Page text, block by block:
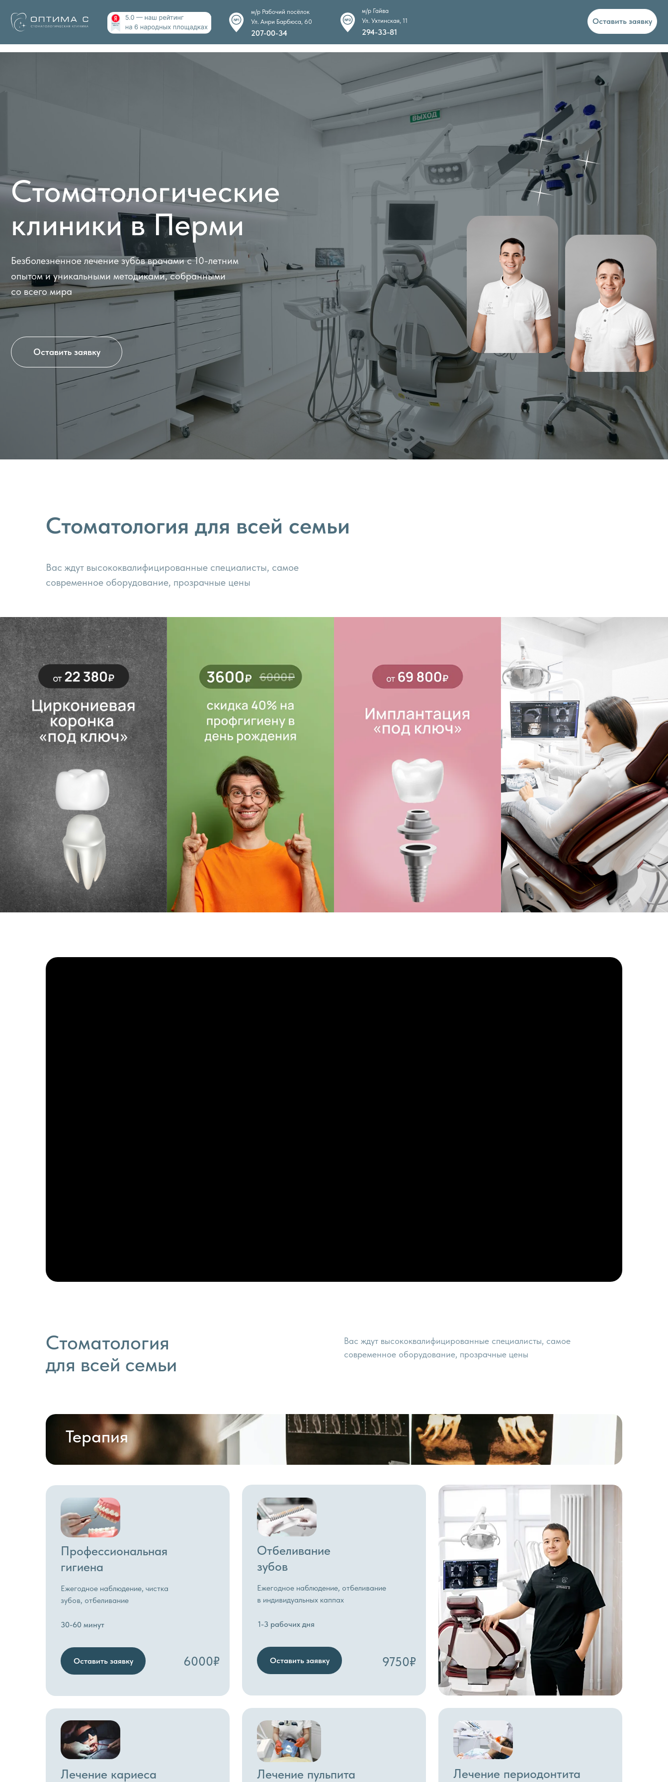
м/р Рабочий посёлок
Ул. Анри Барбюса, 60
207-00-34
Ул. Ухтинская, 11
294-33-81
Стоматологические
клиники в Перми
Безболезненное лечение зубов врачами с 10-летним
опытом и уникальными методиками, собранными
со всего мира
Стоматология для всей семьи
Вас ждут высококвалифицированные специалисты, самое
современное оборудование, прозрачные цены
Стоматология
для всей семьи
Вас ждут высококвалифицированные специалисты, самое
современное оборудование, прозрачные цены
Профессиональная
гигиена
6000₽
30-60 минут
Ежегодное наблюдение, чистка
зубов, отбеливание
Оставить заявку
Отбеливание
зубов
9750₽
1-3 рабочих дня
Ежегодное наблюдение, отбеливание
в индивидуальных каппах
Оставить заявку
Лечение кариеса Лечение пульпита Лечение периодонтита
Терапия